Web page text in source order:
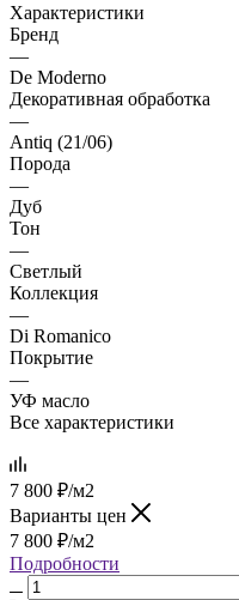
Характеристики
Бренд
—
De Moderno
Декоративная обработка
—
Antiq (21/06)
Порода
—
Дуб
Тон
—
Светлый
Коллекция
—
Di Romanico
Покрытие
—
УФ масло
Все характеристики
7 800 ₽/м2
Варианты цен
7 800 ₽/м2
Подробности